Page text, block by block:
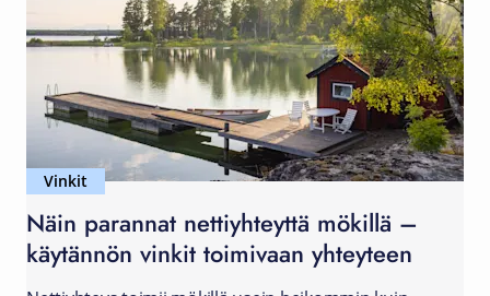
Vinkit
Näin parannat nettiyhteyttä mökillä –
käytännön vinkit toimivaan yhteyteen